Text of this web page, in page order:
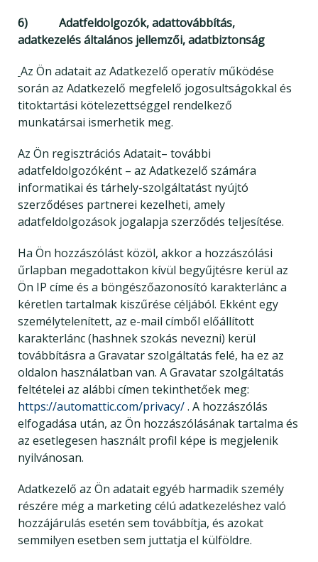
6) Adatfeldolgozók, adattovábbítás,
adatkezelés általános jellemzői, adatbiztonság
Az Ön adatait az Adatkezelő operatív működése
során az Adatkezelő megfelelő jogosultságokkal és
titoktartási kötelezettséggel rendelkező
munkatársai ismerhetik meg.
Az Ön regisztrációs Adatait– további
adatfeldolgozóként – az Adatkezelő számára
informatikai és tárhely-szolgáltatást nyújtó
szerződéses partnerei kezelheti, amely
adatfeldolgozások jogalapja szerződés teljesítése.
Ha Ön hozzászólást közöl, akkor a hozzászólási
űrlapban megadottakon kívül begyűjtésre kerül az
Ön IP címe és a böngészőazonosító karakterlánc a
kéretlen tartalmak kiszűrése céljából. Ekként egy
személytelenített, az e-mail címből előállított
karakterlánc (hashnek szokás nevezni) kerül
továbbításra a Gravatar szolgáltatás felé, ha ez az
oldalon használatban van. A Gravatar szolgáltatás
feltételei az alábbi címen tekinthetőek meg:
https://automattic.com/privacy/. A hozzászólás
elfogadása után, az Ön hozzászólásának tartalma és
az esetlegesen használt profil képe is megjelenik
nyilvánosan.
Adatkezelő az Ön adatait egyéb harmadik személy
részére még a marketing célú adatkezeléshez való
hozzájárulás esetén sem továbbítja, és azokat
semmilyen esetben sem juttatja el külföldre.